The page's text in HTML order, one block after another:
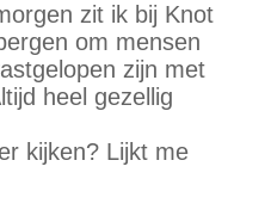
zit ik bij Knot
om mensen
zijn met
heel gezellig
kijken? Lijkt me